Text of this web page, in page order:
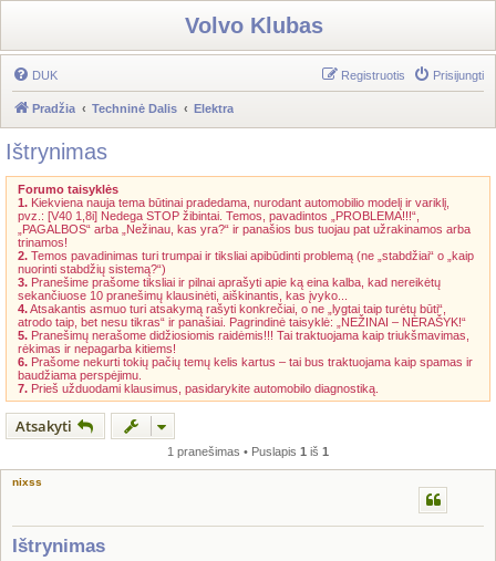
Volvo Klubas
DUK Prisijungti
Registruotis
Pradžia Techninė Dalis Elektra
Ištrynimas
Forumo taisyklės
1. Kiekviena nauja tema būtinai pradedama, nurodant automobilio modelį ir variklį,
pvz.: [V40 1,8i] Nedega STOP žibintai. Temos, pavadintos „PROBLEMA!!!“,
„PAGALBOS“ arba „Nežinau, kas yra?“ ir panašios bus tuojau pat užrakinamos arba
trinamos!
2. Temos pavadinimas turi trumpai ir tiksliai apibūdinti problemą (ne „stabdžiai“ o „kaip
nuorinti stabdžių sistemą?“)
3. Pranešime prašome tiksliai ir pilnai aprašyti apie ką eina kalba, kad nereikėtų
sekančiuose 10 pranešimų klausinėti, aiškinantis, kas įvyko...
4.Atsakantis asmuo turi atsakymą rašyti konkrečiai, o ne „lygtai taip turėtų būti“,
atrodo taip, bet nesu tikras“ ir panašiai. Pagrindinė taisyklė: „NEŽINAI – NERAŠYK!“
5. Pranešimų nerašome didžiosiomis raidėmis!!! Tai traktuojama kaip triukšmavimas,
rėkimas ir nepagarba kitiems!
6. Prašome nekurti tokių pačių temų kelis kartus – tai bus traktuojama kaip spamas ir
baudžiama perspėjimu.
7. Prieš užduodami klausimus, pasidarykite automobilo diagnostiką.
Atsakyti
1 pranešimas • Puslapis 1 iš 1
nixss
Ištrynimas